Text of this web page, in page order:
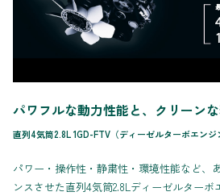
パワフルな動力性能と、クリーンな
直列4気筒2.8L 1GD-FTV（ディーゼルターボエンジ
パワー・操作性・静粛性・環境性能など、
ンスさせた直列4気筒2.8Lディーゼルター